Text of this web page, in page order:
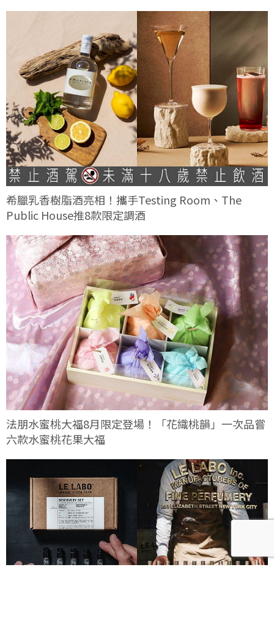
希臘乳香樹脂酒亮相！攜手Testing Room、The
Public House推8款限定調酒
法朋水蜜桃大福8月限定登場！「花織桃韻」一次品嘗
六款水蜜桃花果大福